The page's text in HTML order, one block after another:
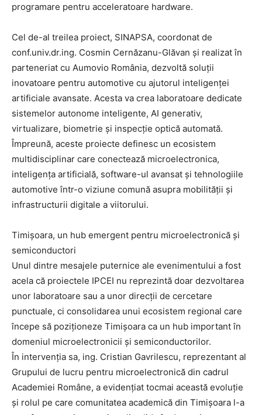
programare pentru acceleratoare hardware.
Cel de-al treilea proiect, SINAPSA, coordonat de
conf.univ.dr.ing. Cosmin Cernăzanu-Glăvan și realizat în
parteneriat cu Aumovio România, dezvoltă soluții
inovatoare pentru automotive cu ajutorul inteligenței
artificiale avansate. Acesta va crea laboratoare dedicate
sistemelor autonome inteligente, AI generativ,
virtualizare, biometrie și inspecție optică automată.
Împreună, aceste proiecte definesc un ecosistem
multidisciplinar care conectează microelectronica,
inteligența artificială, software-ul avansat și tehnologiile
automotive într-o viziune comună asupra mobilității și
infrastructurii digitale a viitorului.
Timișoara, un hub emergent pentru microelectronică și
semiconductori
Unul dintre mesajele puternice ale evenimentului a fost
acela că proiectele IPCEI nu reprezintă doar dezvoltarea
unor laboratoare sau a unor direcții de cercetare
punctuale, ci consolidarea unui ecosistem regional care
începe să poziționeze Timișoara ca un hub important în
domeniul microelectronicii și semiconductorilor.
În intervenția sa, ing. Cristian Gavrilescu, reprezentant al
Grupului de lucru pentru microelectronică din cadrul
Academiei Române, a evidențiat tocmai această evoluție
și rolul pe care comunitatea academică din Timișoara l-a